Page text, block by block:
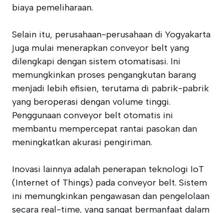
biaya pemeliharaan.
Selain itu, perusahaan-perusahaan di Yogyakarta
juga mulai menerapkan conveyor belt yang
dilengkapi dengan sistem otomatisasi. Ini
memungkinkan proses pengangkutan barang
menjadi lebih efisien, terutama di pabrik-pabrik
yang beroperasi dengan volume tinggi.
Penggunaan conveyor belt otomatis ini
membantu mempercepat rantai pasokan dan
meningkatkan akurasi pengiriman.
Inovasi lainnya adalah penerapan teknologi IoT
(Internet of Things) pada conveyor belt. Sistem
ini memungkinkan pengawasan dan pengelolaan
secara real-time, yang sangat bermanfaat dalam